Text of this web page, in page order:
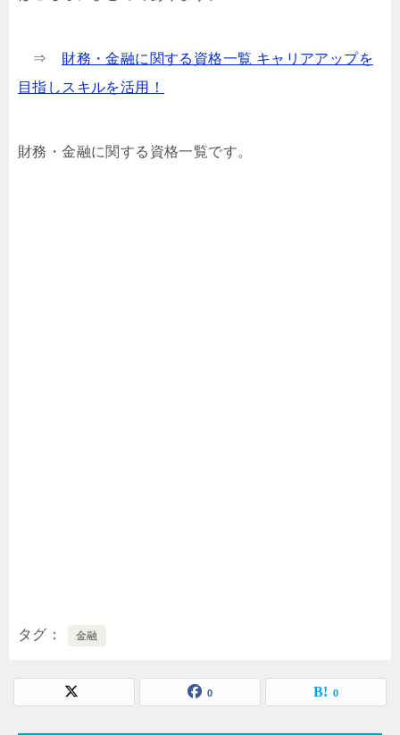
⇒ 財務・金融に関する資格一覧 キャリアアップを
目指しスキルを活用！
財務・金融に関する資格一覧です。
タグ 金融
0 0